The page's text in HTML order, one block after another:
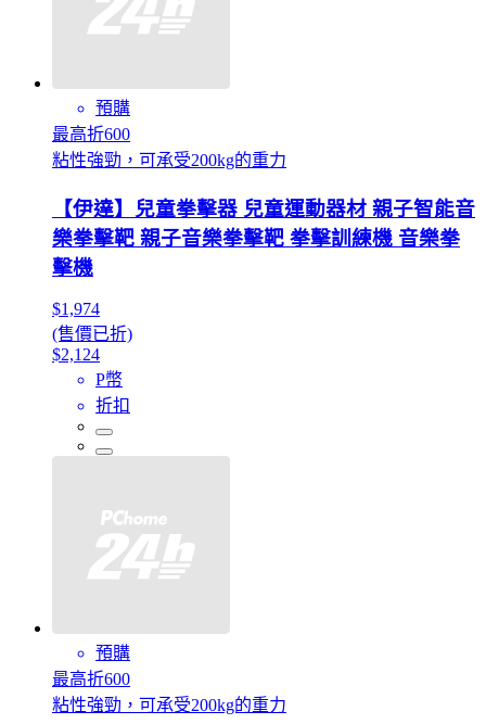
預購
最高折600
粘性強勁，可承受200kg的重力
【伊達】兒童拳擊器 兒童運動器材 親子智能音
樂拳擊靶 親子音樂拳擊靶 拳擊訓練機 音樂拳
擊機
$1,974
(售價已折)
$2,124
P幣
折扣
預購
最高折600
粘性強勁，可承受200kg的重力